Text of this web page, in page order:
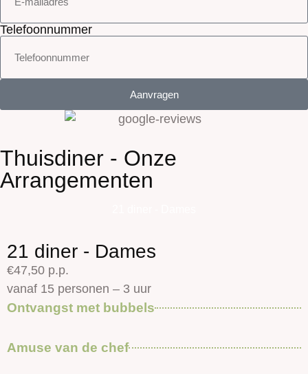
Telefoonnummer
Aanvragen
Thuisdiner - Onze
Arrangementen
21 diner - Dames
€47,50 p.p.
vanaf 15 personen – 3 uur
Ontvangst met bubbels
Amuse van de chef